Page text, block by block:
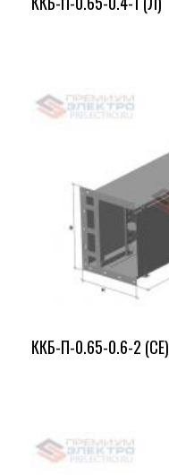
ККБ-П-0.65-0.6-2 (СЕ)